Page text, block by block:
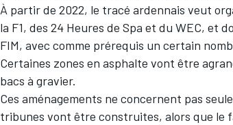
À partir de 2022, le tracé ardennais veut
la F1, des 24 Heures de Spa et du WEC, et
FIM, avec comme prérequis un certain
Certaines zones en asphalte vont être
bacs à gravier.
Ces aménagements ne concernent pas
tribunes vont être construites, alors que le